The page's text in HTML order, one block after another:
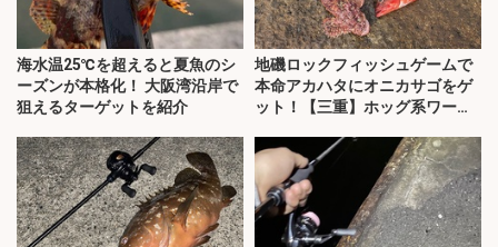
海水温25℃を超えると夏魚のシ
ーズンが本格化！ 大阪湾沿岸で
狙えるターゲットを紹介
地磯ロックフィッシュゲームで
本命アカハタにオニカサゴをゲ
ット！【三重】ホッグ系ワーム